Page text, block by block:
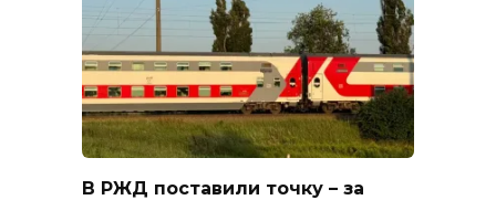
В РЖД поставили точку – за